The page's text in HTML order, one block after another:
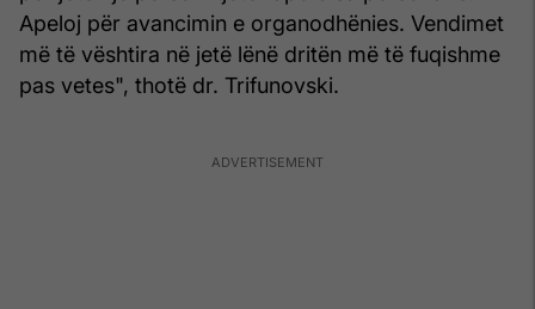
Apeloj për avancimin e organodhënies. Vendimet
më të vështira në jetë lënë dritën më të fuqishme
pas vetes", thotë dr. Trifunovski.